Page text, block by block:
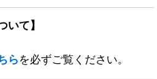
いて】
らを必ずご覧ください。